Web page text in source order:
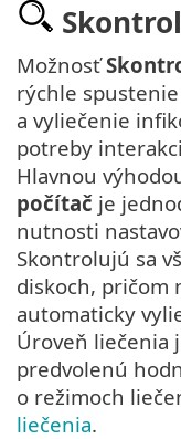
Možnosť
rýchle
a vyliečenie
potreby
Hlavnou
počítač je
nutnosti
Skontrolujú sa
diskoch, pričom
automaticky
Úroveň liečenia
predvolenú
o režimoch
liečenia.